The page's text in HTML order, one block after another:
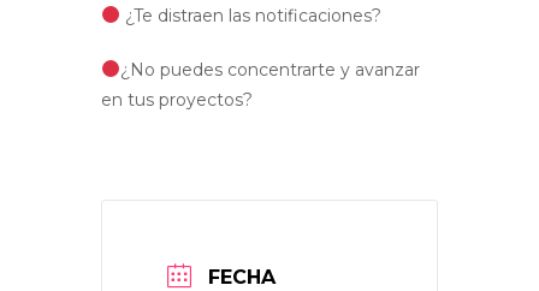
¿Te distraen las notificaciones?
¿No puedes concentrarte y avanzar
en tus proyectos?
FECHA